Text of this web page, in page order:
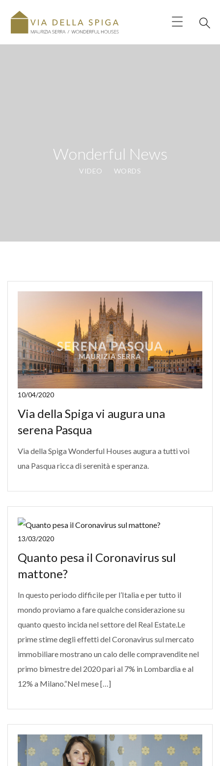
Wonderful News
VIDEO WORDS
10/04/2020
Via della Spiga vi augura una
serena Pasqua
Via della Spiga Wonderful Houses augura a tutti voi
una Pasqua ricca di serenità e speranza.
13/03/2020
Quanto pesa il Coronavirus sul
mattone?
In questo periodo difficile per l’Italia e per tutto il
mondo proviamo a fare qualche considerazione su
quanto questo incida nel settore del Real Estate.Le
prime stime degli effetti del Coronavirus sul mercato
immobiliare mostrano un calo delle compravendite nel
primo bimestre del 2020 pari al 7% in Lombardia e al
12% a Milano.“Nel mese […]